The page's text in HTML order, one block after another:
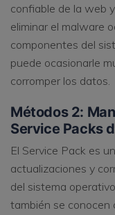
confiable de la web
eliminar el malware
componentes del
puede ocasionarle
corromper los datos.
Métodos 2:
Service Packs
El Service Pack es
actualizaciones y
del sistema
también se conocen